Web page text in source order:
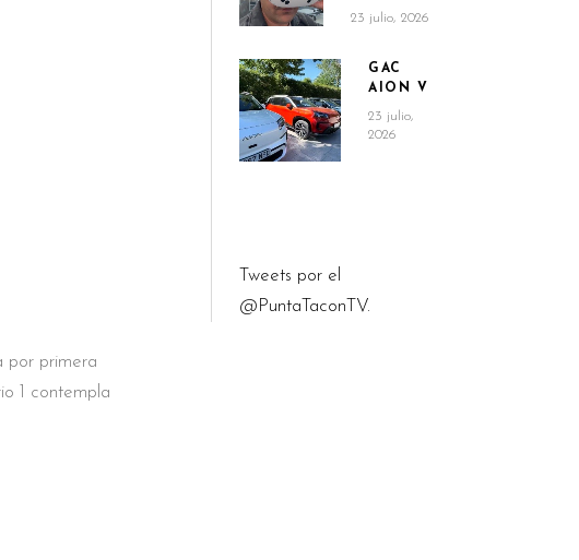
por primera
1 contempla
23 julio, 2026
GAC
AION V
23 julio,
2026
Tweets por el
@PuntaTaconTV.